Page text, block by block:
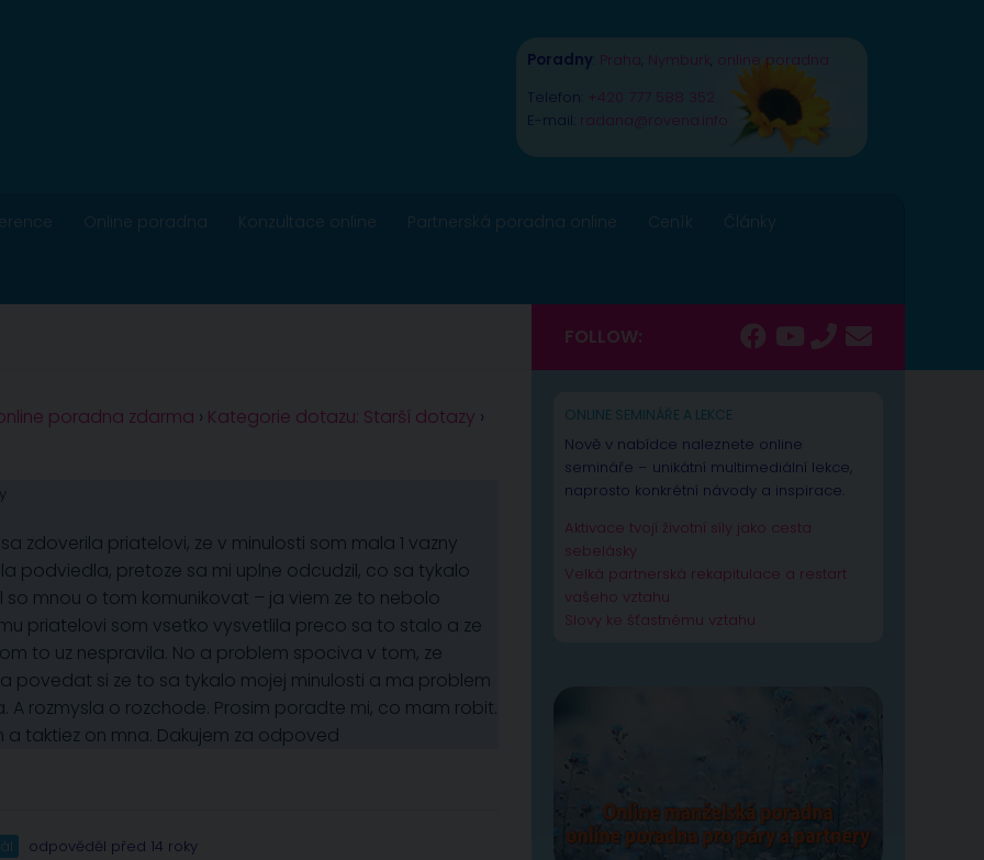
Poradny Praha Nymburk online poradna
Telefon: +420 777 588 352
E-mail: radana@rovena.info
Online poradna Konzultace online Partnerská poradna online Ceník Články
poradna zdarma › Kategorie dotazu: Starší dotazy ›
zdoverila priatelovi, ze v minulosti som mala 1 vazny
podviedla, pretoze sa mi uplne odcudzil, co sa tykalo
mnou o tom komunikovat – ja viem ze to nebolo
priatelovi som vsetko vysvetlila preco sa to stalo a ze
to uz nespravila. No a problem spociva v tom, ze
povedat si ze to sa tykalo mojej minulosti a ma problem
A rozmysla o rozchode. Prosim poradte mi, co mam robit.
taktiez on mna. Dakujem za odpoved
odpověděl před 14 roky
FOLLOW:
ONLINE SEMINÁŘE A LEKCE
Nově v nabídce naleznete online
semináře – unikátní multimediální lekce,
naprosto konkrétní návody a inspirace.
Aktivace tvojí životní síly jako cesta
sebelásky
Velká partnerská rekapitulace a restart
vašeho vztahu
Slovy ke šťastnému vztahu